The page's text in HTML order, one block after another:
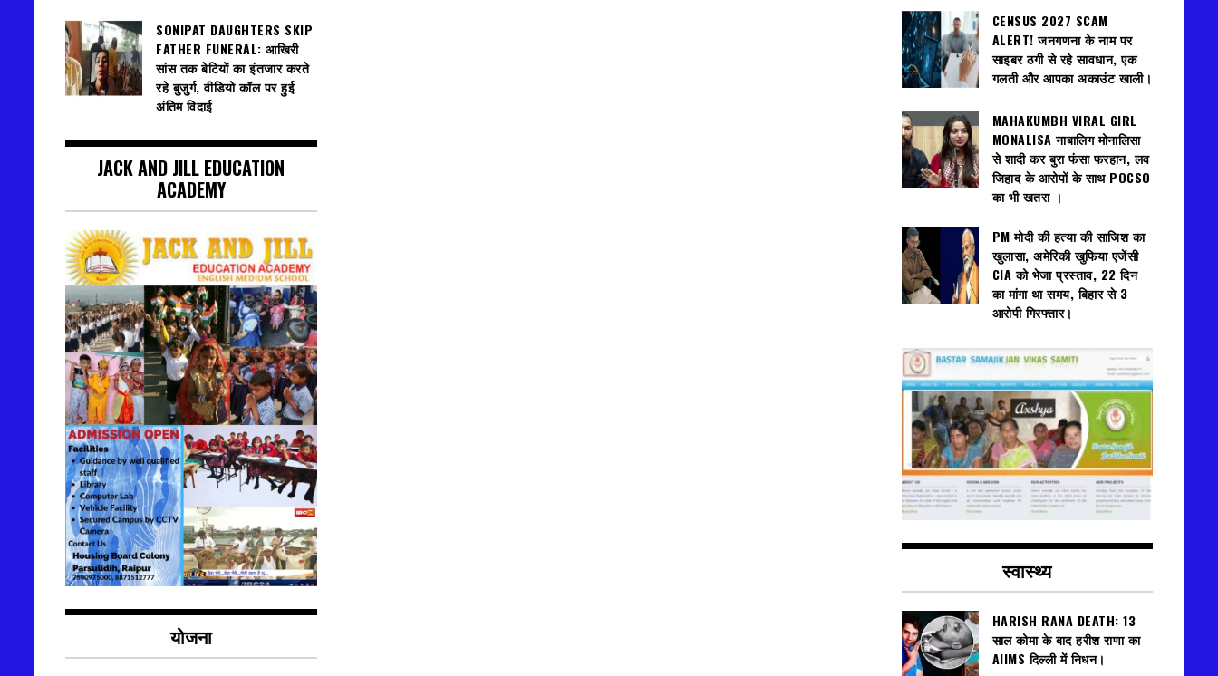
SONIPAT DAUGHTERS SKIP
FATHER FUNERAL: आखिरी
सांस तक बेटियों का इंतजार करते
रहे बुजुर्ग, वीडियो कॉल पर हुई
अंतिम विदाई
JACK AND JILL EDUCATION
ACADEMY
योजना
CENSUS 2027 SCAM
ALERT! जनगणना के नाम पर
साइबर ठगी से रहे सावधान, एक
गलती और आपका अकाउंट खाली।
MAHAKUMBH VIRAL GIRL
MONALISA नाबालिग मोनालिसा
से शादी कर बुरा फंसा फरहान, लव
जिहाद के आरोपों के साथ POCSO
का भी खतरा ।
PM मोदी की हत्या की साजिश का
खुलासा, अमेरिकी खुफिया एजेंसी
CIA को भेजा प्रस्ताव, 22 दिन
का मांगा था समय, बिहार से 3
आरोपी गिरफ्तार।
स्वास्थ्य
HARISH RANA DEATH: 13
साल कोमा के बाद हरीश राणा का
AIIMS दिल्ली में निधन।